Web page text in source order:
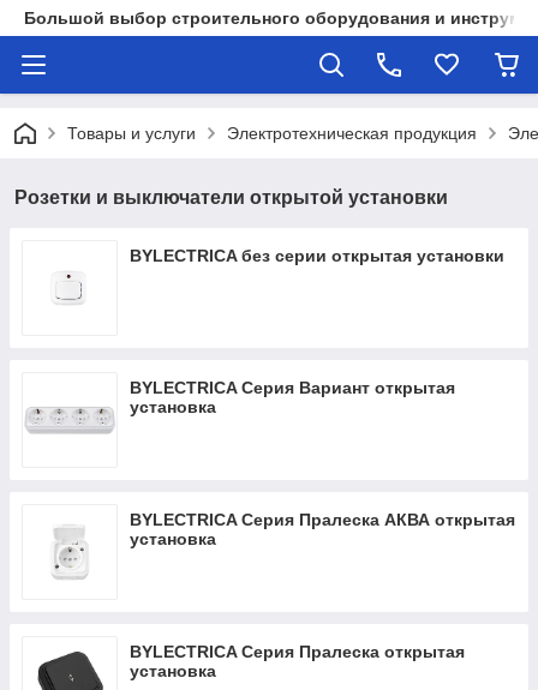
Большой выбор строительного оборудования и
Товары и услуги Электротехническая продукция
Розетки и выключатели открытой установки
BYLECTRICA без серии открытая установки
BYLECTRICA Серия Вариант открытая
установка
BYLECTRICA Серия Пралеска АКВА открытая
установка
BYLECTRICA Серия Пралеска открытая
установка